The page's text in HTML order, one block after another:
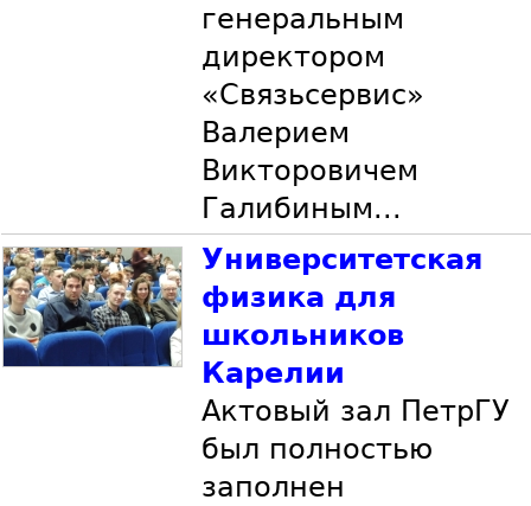
генеральным
директором
«Связьсервис»
Валерием
Викторовичем
Галибиным...
Университетская
физика для
школьников
Карелии
Актовый зал ПетрГУ
был полностью
заполнен